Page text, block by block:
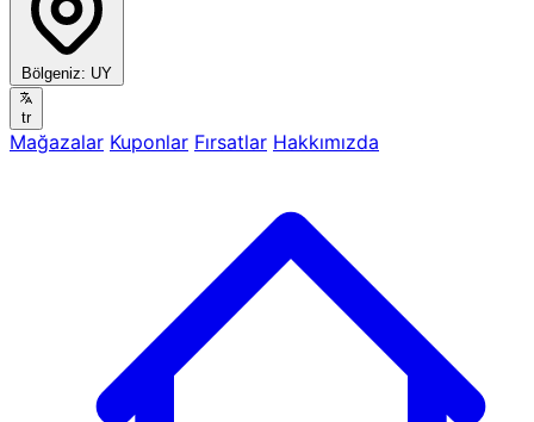
Bölgeniz: UY
tr
Mağazalar Kuponlar Fırsatlar Hakkımızda